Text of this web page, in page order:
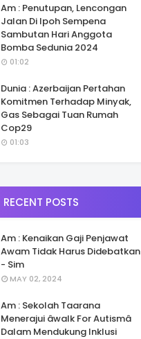
Am : Penutupan, Lencongan
Jalan Di Ipoh Sempena
Sambutan Hari Anggota
Bomba Sedunia 2024
01:02
Dunia : Azerbaijan Pertahan
Komitmen Terhadap Minyak,
Gas Sebagai Tuan Rumah
Cop29
01:03
RECENT POSTS
Am : Kenaikan Gaji Penjawat
Awam Tidak Harus Didebatkan
- Sim
MAY 02, 2024
Am : Sekolah Taarana
Menerajui âwalk For Autismâ
Dalam Mendukung Inklusi